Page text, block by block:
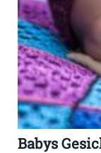
Babys